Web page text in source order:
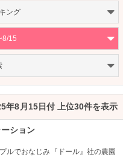
ング
8/15
年8月15日付 上位30件を表示
ーション
ルでおなじみ『ドール』社の農園